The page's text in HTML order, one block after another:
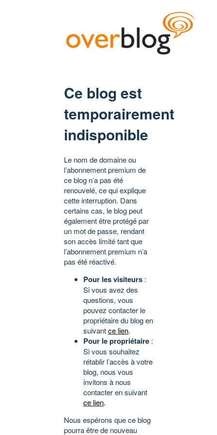
Ce blog est
temporairement
indisponible
Le nom de domaine ou
l’abonnement premium de
ce blog n’a pas été
renouvelé, ce qui explique
cette interruption. Dans
certains cas, le blog peut
également être protégé par
un mot de passe, rendant
son accès limité tant que
l’abonnement premium n’a
pas été réactivé.
Pour les visiteurs :
Si vous avez des
questions, vous
pouvez contacter le
propriétaire du blog en
suivantce lien.
Pour le propriétaire :
Si vous souhaitez
rétablir l’accès à votre
blog, nous vous
invitons à nous
contacter en suivant
ce lien.
Nous espérons que ce blog
pourra être de nouveau